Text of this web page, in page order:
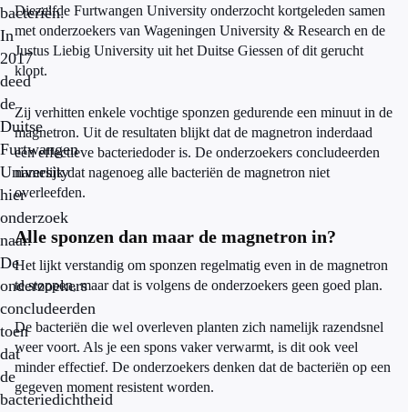
bacteriën.
In
2017
deed
de
Duitse
Furtwangen
University
hier
onderzoek
naar.
De
onderzoekers
concludeerden
toen
dat
de
bacteriedichtheid
Diezelfde Furtwangen University onderzocht kortgeleden samen
met onderzoekers van Wageningen University & Research en de
Justus Liebig University uit het Duitse Giessen of dit gerucht
klopt.
Zij verhitten enkele vochtige sponzen gedurende een minuut in de
magnetron. Uit de resultaten blijkt dat de magnetron inderdaad
een effectieve bacteriedoder is. De onderzoekers concludeerden
namelijk dat nagenoeg alle bacteriën de magnetron niet
overleefden.
Alle sponzen dan maar de magnetron in?
Het lijkt verstandig om sponzen regelmatig even in de magnetron
te stoppen, maar dat is volgens de onderzoekers geen goed plan.
De bacteriën die wel overleven planten zich namelijk razendsnel
weer voort. Als je een spons vaker verwarmt, is dit ook veel
minder effectief. De onderzoekers denken dat de bacteriën op een
gegeven moment resistent worden.